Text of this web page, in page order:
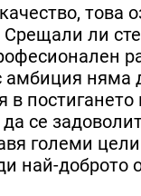
това
Срещали ли
амбиция няма
в
се
големи
най-доброто